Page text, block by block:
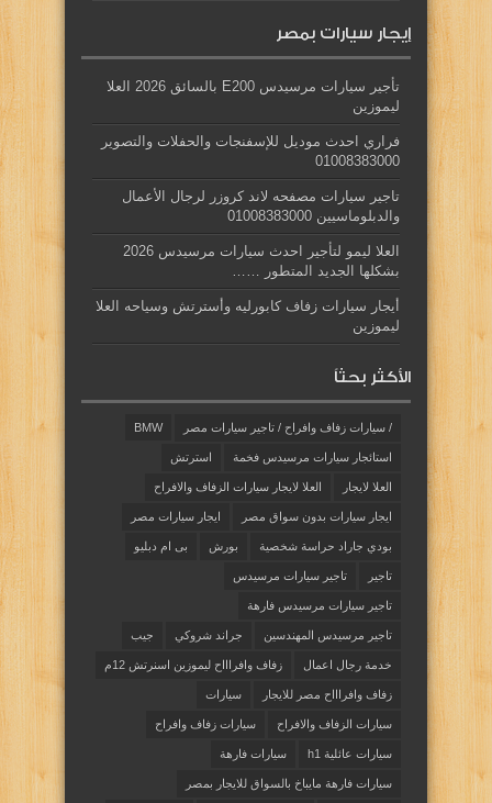
إيجار سيارات بمصر
تأجير سيارات مرسيدس E200 بالسائق 2026 العلا
ليموزين
فراري احدث موديل للإسفنجات والحفلات والتصوير
01008383000
تاجير سيارات مصفحه لاند كروزر لرجال الأعمال
والدبلوماسيين 01008383000
العلا ليمو لتأجير احدث سيارات مرسيدس 2026
بشكلها الجديد المتطور ……
أيجار سيارات زفاف كابورليه وأسترتش وسياحه العلا
ليموزين
الأكثر بحثاً
/ سيارات زفاف وافراح / تاجير سيارات مصر BMW
استائجار سيارات مرسيدس فخمة استرتش
العلا لايجار العلا لايجار سيارات الزفاف والافراح
ايجار سيارات بدون سواق مصر ايجار سيارات مصر
بودي جاراد حراسة شخصية بورش بى ام دبليو
تاجير تاجير سيارات مرسيدس
تاجير سيارات مرسيدس فارهة
تاجير مرسيدس المهندسين جراند شروكي جيب
خدمة رجال اعمال زفاف وافراااح ليموزين اسنرتش 12م
زفاف وافراااح مصر للايجار سيارات
سيارات الزفاف والافراح سيارات زفاف وافراح
سيارات عائلية h1 سيارات فارهة
سيارات فارهة مايباخ بالسواق للايجار بمصر